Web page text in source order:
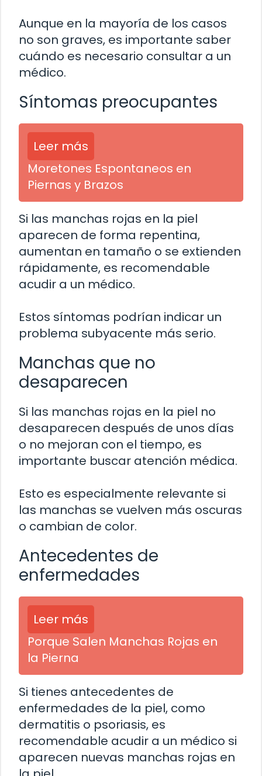
Aunque en la mayoría de los casos
no son graves, es importante saber
cuándo es necesario consultar a un
médico.
Síntomas preocupantes
Leer más
Moretones Espontaneos en
Piernas y Brazos
Si las manchas rojas en la piel
aparecen de forma repentina,
aumentan en tamaño o se extienden
rápidamente, es recomendable
acudir a un médico.
Estos síntomas podrían indicar un
problema subyacente más serio.
Manchas que no
desaparecen
Si las manchas rojas en la piel no
desaparecen después de unos días
o no mejoran con el tiempo, es
importante buscar atención médica.
Esto es especialmente relevante si
las manchas se vuelven más oscuras
o cambian de color.
Antecedentes de
enfermedades
Leer más
Porque Salen Manchas Rojas en
la Pierna
Si tienes antecedentes de
enfermedades de la piel, como
dermatitis o psoriasis, es
recomendable acudir a un médico si
aparecen nuevas manchas rojas en